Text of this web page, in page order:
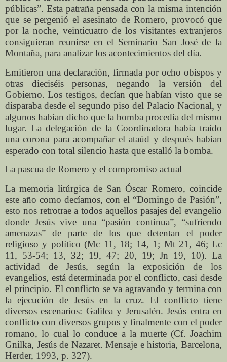
públicas”. Esta patraña pensada con la misma intención
que se pergenió el asesinato de Romero, provocó que
por la noche, veinticuatro de los visitantes extranjeros
consiguieran reunirse en el Seminario San José de la
Montaña, para analizar los acontecimientos del día.
Emitieron una declaración, firmada por ocho obispos y
otras dieciséis personas, negando la versión del
Gobierno. Los testigos, decían que habían visto que se
disparaba desde el segundo piso del Palacio Nacional, y
algunos habían dicho que la bomba procedía del mismo
lugar. La delegación de la Coordinadora había traído
una corona para acompañar el ataúd y después habían
esperado con total silencio hasta que estalló la bomba.
La pascua de Romero y el compromiso actual
La memoria litúrgica de San Óscar Romero, coincide
este año como decíamos, con el “Domingo de Pasión”,
esto nos retrotrae a todos aquellos pasajes del evangelio
donde Jesús vive una “pasión continua”, “sufriendo
amenazas” de parte de los que detentan el poder
religioso y político (Mc 11, 18; 14, 1; Mt 21, 46; Lc
11, 53-54; 13, 32; 19, 47; 20, 19; Jn 19, 10). La
actividad de Jesús, según la exposición de los
evangelios, está determinada por el conflicto, casi desde
el principio. El conflicto se va agravando y termina con
la ejecución de Jesús en la cruz. El conflicto tiene
diversos escenarios: Galilea y Jerusalén. Jesús entra en
conflicto con diversos grupos y finalmente con el poder
romano, lo cual lo conduce a la muerte (Cf. Joachim
Gnilka, Jesús de Nazaret. Mensaje e historia, Barcelona,
Herder, 1993, p. 327).